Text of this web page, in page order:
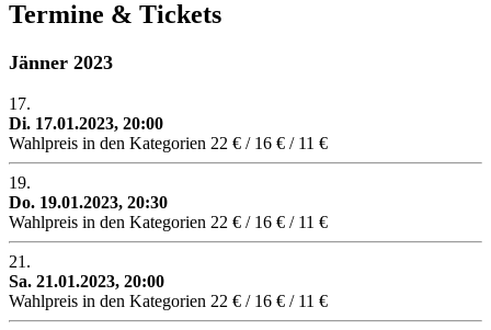
Termine & Tickets
Jänner 2023
17.
Di. 17.01.2023, 20:00
Wahlpreis in den Kategorien 22 € / 16 € / 11 €
19.
Do. 19.01.2023, 20:30
Wahlpreis in den Kategorien 22 € / 16 € / 11 €
21.
Sa. 21.01.2023, 20:00
Wahlpreis in den Kategorien 22 € / 16 € / 11 €